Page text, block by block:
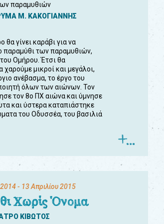
παραμυθιών
Μ. ΚΑΚΟΓΙΑΝΝΗΣ
θα γίνει καράβι για να
παραμύθι των παραμυθιών,
Ομήρου. Έτσι θα
μικροί και μεγάλοι,
ανέβασμα, το έργο του
όλων των αιώνων. Τον
τον 8ο ΠΧ αιώνα και ύμνησε
και ύστερα καταπιάστηκε
του Οδυσσέα, του βασιλιά
- 13 Απριλίου 2015
Χωρίς Όνομα
ΚΙΒΩΤΟΣ